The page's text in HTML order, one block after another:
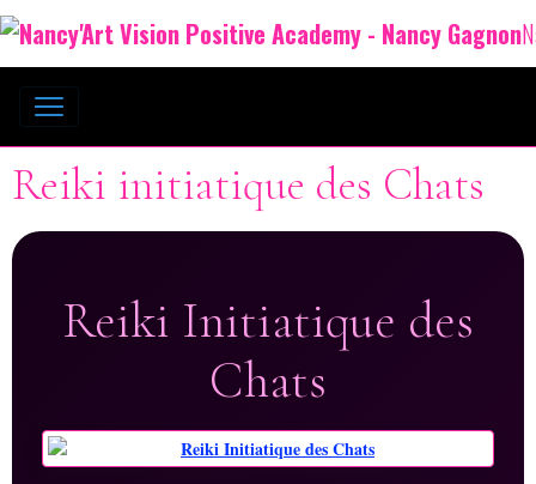
Reiki initiatique des Chats
Reiki Initiatique des
Chats